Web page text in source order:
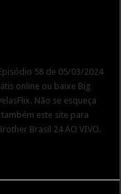
58 de 05/03/2024
online ou baixe Big
Não se esqueça
este site para
Brasil 24 AO VIVO.